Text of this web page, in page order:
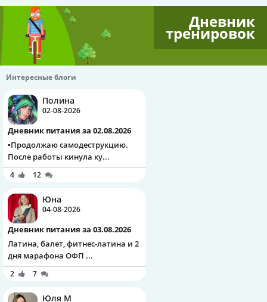
Дневник
тренировок
Интересные блоги
Полина
02-08-2026
Дневник питания за 02.08.2026
▪️Продолжаю самодеструкцию.
После работы кинула ку...
4 12
Юна
04-08-2026
Дневник питания за 03.08.2026
Латина, балет, фитнес-латина и 2
дня марафона ОФП ...
2 7
Юля М